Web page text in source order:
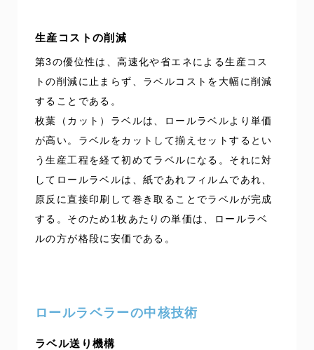
生産コストの削減
第3の優位性は、高速化や省エネによる生産コス
トの削減に止まらず、ラベルコストを大幅に削減
することである。
枚葉（カット）ラベルは、ロールラベルより単価
が高い。ラベルをカットして揃えセットするとい
う生産工程を経て初めてラベルになる。それに対
してロールラベルは、紙であれフィルムであれ、
原反に直接印刷して巻き取ることでラベルが完成
する。そのため1枚あたりの単価は、ロールラベ
ルの方が格段に安価である。
ロールラベラーの中核技術
ラベル送り機構